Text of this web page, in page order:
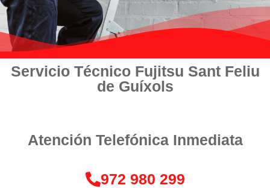
Servicio Técnico Fujitsu Sant Feliu
de Guíxols
Atención Telefónica Inmediata
972 980 299